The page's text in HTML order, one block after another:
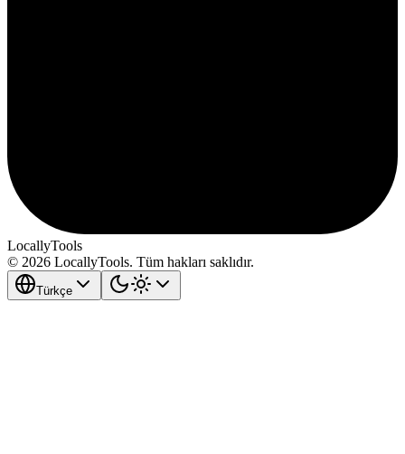
LocallyTools
© 2026 LocallyTools. Tüm hakları saklıdır.
Türkçe